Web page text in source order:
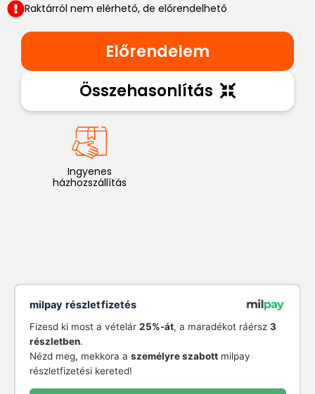
Raktárról nem elérhető, de előrendelhető
Előrendelem
Összehasonlítás
Ingyenes
házhozszállítás
milpay részletfizetés
Fizesd ki most a vételár 25%-át, a maradékot ráérsz 3
részletben.
Nézd meg, mekkora a személyre szabottmilpay
részletfizetési kereted!